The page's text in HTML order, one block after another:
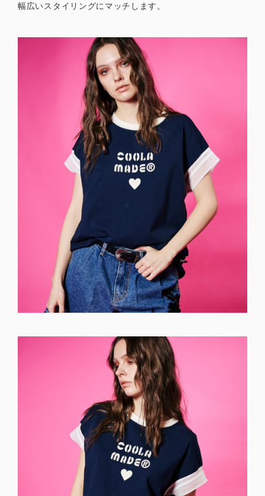
幅広いスタイリングにマッチします。